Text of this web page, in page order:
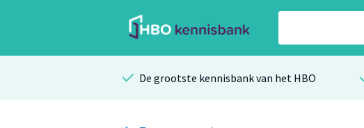
De grootste kennisbank van het HBO